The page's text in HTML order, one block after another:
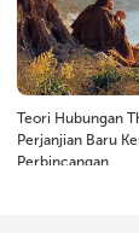
Teori Hubungan
Perjanjian Baru
Perbincangan